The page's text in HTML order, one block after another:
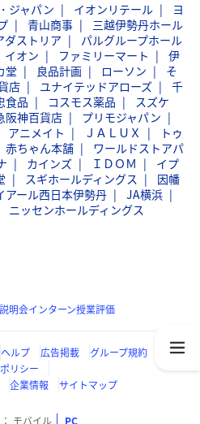
ジャパン イオンリテール
ヨ
青山商事
三越伊勢丹ホール
ダストリア
パルグループホール
イオン ファミリーマート
伊
堂 良品計画 ローソン
そ
店 ユナイテッドアローズ
千
食品 コスモス薬品
スズケ
阪神百貨店
プリモジャパン
アニメイト ＪＡＬＵＸ
トゥ
赤ちゃん本舗
ワールドストアパ
カインズ ＩＤＯＭ
イプ
スギホールディングス
因幡
アール西日本伊勢丹
JA横浜
ニッセンホールディングス
明会インターン授業評価
ヘルプ 広告掲載
グループ規約
リシー
企業情報 サイトマップ
モバイル PC